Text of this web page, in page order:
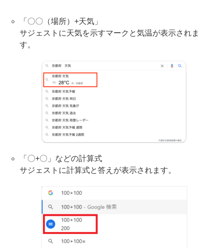
「〇〇（場所）+天気」
サジェストに天気を示すマークと気温が表示されま
す。
「〇+〇」などの計算式
サジェストに計算式と答えが表示されます。